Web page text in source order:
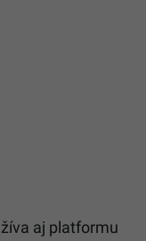
aj platformu